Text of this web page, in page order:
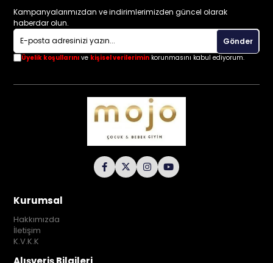
Kampanyalarımızdan ve indirimlerimizden güncel olarak
haberdar olun.
Gönder
Üyelik koşullarını ve kişisel verilerimin korunmasını kabul ediyorum.
Kurumsal
Hakkımızda
İletişim
K.V.K.K